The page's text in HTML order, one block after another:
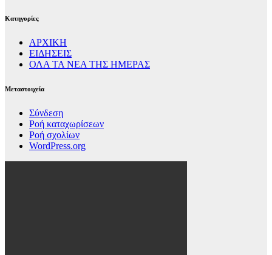
Kατηγορίες
ΑΡΧΙΚΗ
ΕΙΔΗΣΕΙΣ
ΟΛΑ ΤΑ ΝΕΑ ΤΗΣ ΗΜΕΡΑΣ
Μεταστοιχεία
Σύνδεση
Ροή καταχωρίσεων
Ροή σχολίων
WordPress.org